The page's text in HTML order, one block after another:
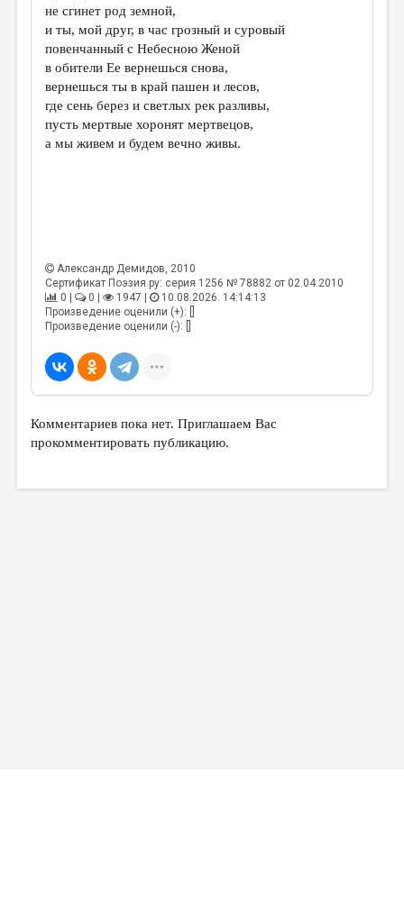
КОЛОНКА РЕДАКТОРА
РЕДКОЛЛЕГИЯ
ОТ РЕДАКЦИИ
МАЛАЯ ПРОЗА
ЭССЕИСТИКА
РЕЦЕНЗИРОВАНИЕ
ЦИКЛЫ ПУБЛИКАЦИЙ
ТРЕДИАКОВСКИЙ
МЕДИА
ВКОНТАКТЕ
не сгинет род земной,
и ты, мой друг, в час грозный и суровый
повенчанный с Небесною Женой
в обители Ее вернешься снова,
вернешься ты в край пашен и лесов,
где сень берез и светлых рек разливы,
пусть мертвые хоронят мертвецов,
а мы живем и будем вечно живы.
Александр Демидов, 2010
Сертификат Поэзия.ру: серия 1256 № 78882 от 02.04.2010
0 |
0 | 1947 |
10.08.2026. 14:14:13
Произведение оценили (+): []
Произведение оценили (-): []
Комментариев пока нет. Приглашаем Вас
прокомментировать публикацию.